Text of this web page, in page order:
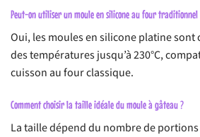
Peut-on utiliser un moule en silicone au four traditionnel
Oui, les moules en silicone platine sont
des températures jusqu’à 230°C,
cuisson au four classique.
Comment choisir la taille idéale du moule à gâteau ?
La taille dépend du nombre de